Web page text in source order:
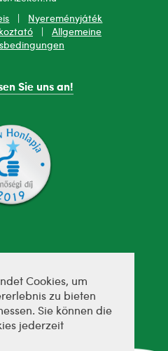
Cookies, um
zu bieten
Sie können die
jederzeit
Nyereményjáték
| Allgemeine
Sie uns an!